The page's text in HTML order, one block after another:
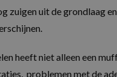
zuigen uit de grondlaag
heeft niet alleen een
problemen met de